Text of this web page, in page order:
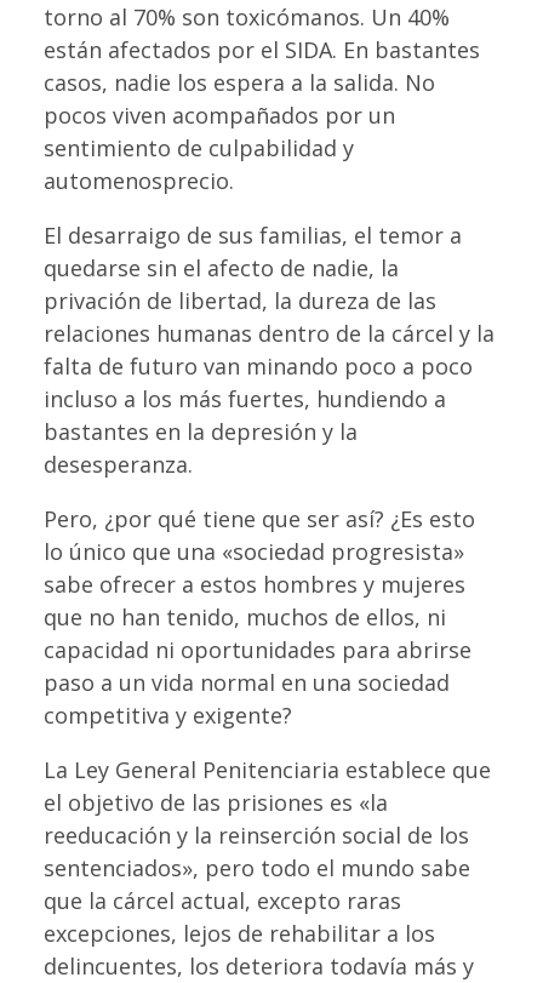
torno al 70% son toxicómanos. Un 40%
están afectados por el SIDA. En bastantes
casos, nadie los espera a la salida. No
pocos viven acompañados por un
sentimiento de culpabilidad y
automenosprecio.
El desarraigo de sus familias, el temor a
quedarse sin el afecto de nadie, la
privación de libertad, la dureza de las
relaciones humanas dentro de la cárcel y la
falta de futuro van minando poco a poco
incluso a los más fuertes, hundiendo a
bastantes en la depresión y la
desesperanza.
Pero, ¿por qué tiene que ser así? ¿Es esto
lo único que una «sociedad progresista»
sabe ofrecer a estos hombres y mujeres
que no han tenido, muchos de ellos, ni
capacidad ni oportunidades para abrirse
paso a un vida normal en una sociedad
competitiva y exigente?
La Ley General Penitenciaria establece que
el objetivo de las prisiones es «la
reeducación y la reinserción social de los
sentenciados», pero todo el mundo sabe
que la cárcel actual, excepto raras
excepciones, lejos de rehabilitar a los
delincuentes, los deteriora todavía más y